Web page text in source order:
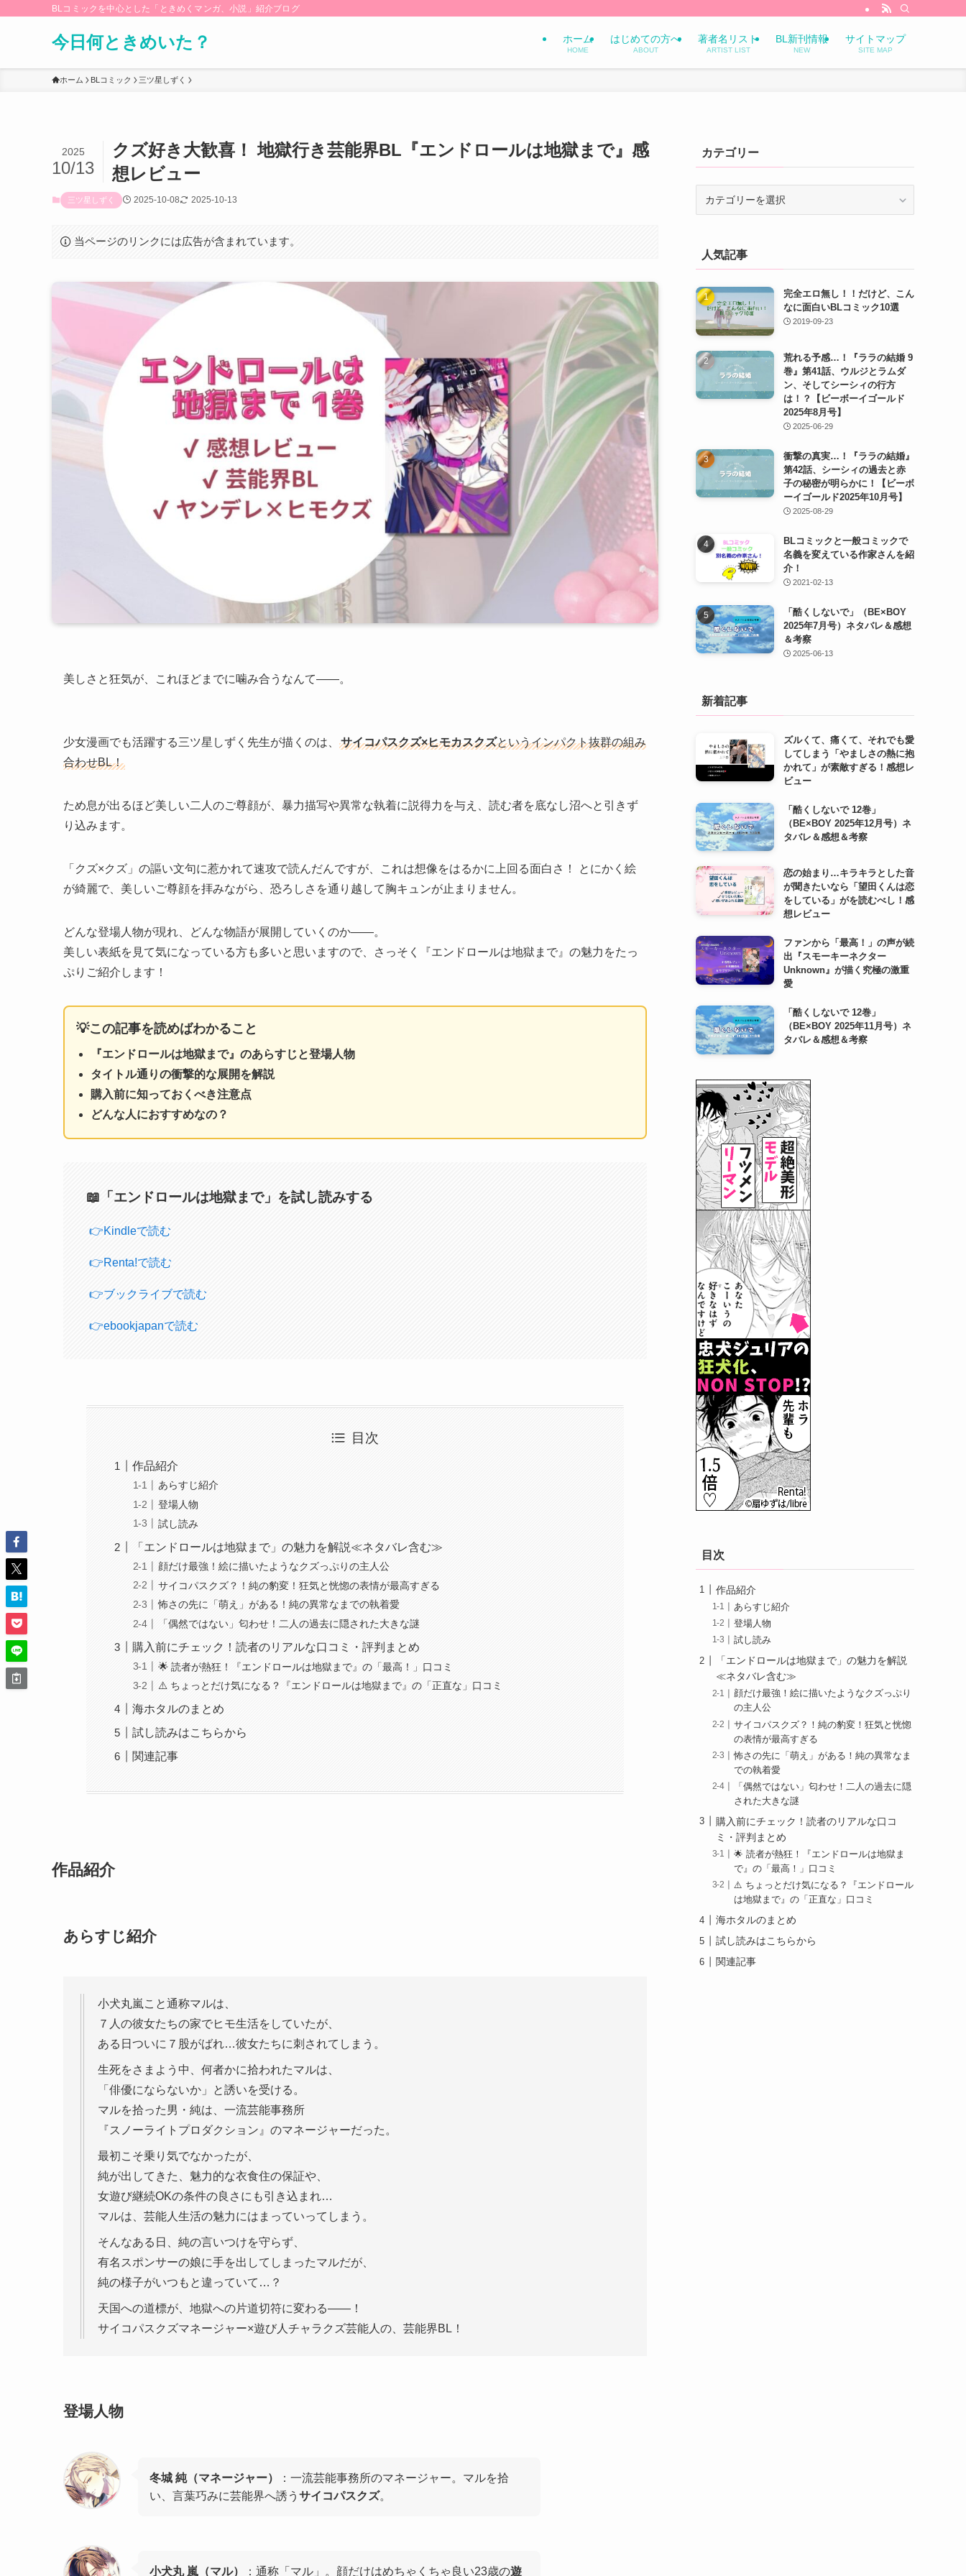
BLコミックを中心とした「ときめくマンガ、小説」紹介ブログ
今日何ときめいた？ ホーム
HOME
はじめての方へ
ABOUT
著者名リスト
ARTIST LIST
BL新刊情報
NEW
サイトマップ
SITE MAP
ホーム BLコミック 三ツ星しずく
クズ好き大歓喜！ 地獄行き芸能界BL『エンドロールは地獄まで』感
想レビュー
2025
10/13
三ツ星しずく 2025-10-08 2025-10-13
当ページのリンクには広告が含まれています。
美しさと狂気が、これほどまでに噛み合うなんて――。
少女漫画でも活躍する三ツ星しずく先生が描くのは、 サイコパスクズ×ヒモカスクズというインパクト抜群の組み
合わせBL！
ため息が出るほど美しい二人のご尊顔が、暴力描写や異常な執着に説得力を与え、読む者を底なし沼へと引きず
り込みます。
「クズ×クズ」の謳い文句に惹かれて速攻で読んだんですが、これは想像をはるかに上回る面白さ！ とにかく絵
が綺麗で、美しいご尊顔を拝みながら、恐ろしさを通り越して胸キュンが止まりません。
どんな登場人物が現れ、どんな物語が展開していくのか――。
美しい表紙を見て気になっている方も多いと思いますので、さっそく『エンドロールは地獄まで』の魅力をたっ
ぷりご紹介します！
💡この記事を読めばわかること
『エンドロールは地獄まで』のあらすじと登場人物
タイトル通りの衝撃的な展開を解説
購入前に知っておくべき注意点
どんな人におすすめなの？
📖「エンドロールは地獄まで」を試し読みする
👉Kindleで読む
👉Renta!で読む
👉ブックライブで読む
👉ebookjapanで読む
目次
作品紹介
あらすじ紹介
登場人物
試し読み
「エンドロールは地獄まで」の魅力を解説≪ネタバレ含む≫
顔だけ最強！絵に描いたようなクズっぷりの主人公
サイコパスクズ？！純の豹変！狂気と恍惚の表情が最高すぎる
怖さの先に「萌え」がある！純の異常なまでの執着愛
「偶然ではない」匂わせ！二人の過去に隠された大きな謎
購入前にチェック！読者のリアルな口コミ・評判まとめ
🌟 読者が熱狂！『エンドロールは地獄まで』の「最高！」口コミ
⚠️ ちょっとだけ気になる？『エンドロールは地獄まで』の「正直な」口コミ
海ホタルのまとめ
試し読みはこちらから
関連記事
作品紹介
あらすじ紹介
小犬丸嵐こと通称マルは、
７人の彼女たちの家でヒモ生活をしていたが、
ある日ついに７股がばれ…彼女たちに刺されてしまう。
生死をさまよう中、何者かに拾われたマルは、
「俳優にならないか」と誘いを受ける。
マルを拾った男・純は、一流芸能事務所
『スノーライトプロダクション』のマネージャーだった。
最初こそ乗り気でなかったが、
純が出してきた、魅力的な衣食住の保証や、
女遊び継続OKの条件の良さにも引き込まれ…
マルは、芸能人生活の魅力にはまっていってしまう。
そんなある日、純の言いつけを守らず、
有名スポンサーの娘に手を出してしまったマルだが、
純の様子がいつもと違っていて…？
天国への道標が、地獄への片道切符に変わる――！
サイコパスクズマネージャー×遊び人チャラクズ芸能人の、芸能界BL！
登場人物
冬城 純（マネージャー）
：一流芸能事務所のマネージャー。マルを拾
い、言葉巧みに芸能界へ誘う サイコパスクズ。
小犬丸 嵐（マル） ：通称「マル」。顔だけはめちゃくちゃ良い23歳の遊
カテゴリー
ー人気記事
完全エロ無し！！だけど、こん
なに面白いBLコミック10選
2019-09-23
荒れる予感…！『ララの結婚 9
巻』第41話、ウルジとラムダ
ン、そしてシーシィの行方
は！？【ビーボーイゴールド
2025年8月号】
2025-06-29
衝撃の真実…！『ララの結婚』
第42話、シーシィの過去と赤
子の秘密が明らかに！【ビーボ
ーイゴールド2025年10月号】
2025-08-29
BLコミックと一般コミックで
名義を変えている作家さんを紹
介！
2021-02-13
「酷くしないで」（BE×BOY
2025年7月号）ネタバレ＆感想
＆考察
2025-06-13
新着記事
ズルくて、痛くて、それでも愛
してしまう「やましさの熱に抱
かれて」が素敵すぎる！感想レ
ビュー
「酷くしないで 12巻」
（BE×BOY 2025年12月号）ネ
タバレ＆感想＆考察
恋の始まり…キラキラとした音
が聞きたいなら「望田くんは恋
をしている」がを読むべし！感
想レビュー
ファンから「最高！」の声が続
出『スモーキーネクター
Unknown』が描く究極の激重
愛
「酷くしないで 12巻」
（BE×BOY 2025年11月号）ネ
タバレ＆感想＆考察
目次
作品紹介
あらすじ紹介
登場人物
試し読み
「エンドロールは地獄まで」の魅力を解説
≪ネタバレ含む≫
顔だけ最強！絵に描いたようなクズっぷり
の主人公
サイコパスクズ？！純の豹変！狂気と恍惚
の表情が最高すぎる
怖さの先に「萌え」がある！純の異常なま
での執着愛
「偶然ではない」匂わせ！二人の過去に隠
された大きな謎
購入前にチェック！読者のリアルな口コ
ミ・評判まとめ
🌟 読者が熱狂！『エンドロールは地獄ま
で』の「最高！」口コミ
⚠️ ちょっとだけ気になる？『エンドロール
は地獄まで』の「正直な」口コミ
海ホタルのまとめ
試し読みはこちらから
関連記事